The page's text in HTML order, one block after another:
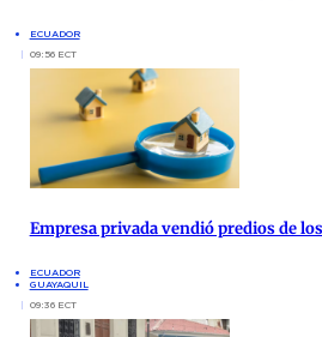
ECUADOR
09:56 ECT
Empresa privada vendió predios de
ECUADOR
GUAYAQUIL
09:36 ECT